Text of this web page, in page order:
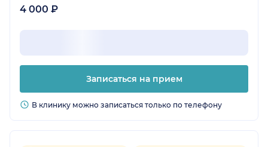
4 000 ₽
Записаться на прием
В клинику можно записаться только по телефону